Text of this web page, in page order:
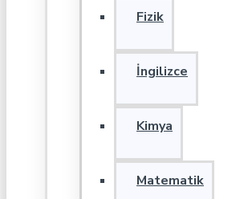
Fizik
İngilizce
Kimya
Matematik